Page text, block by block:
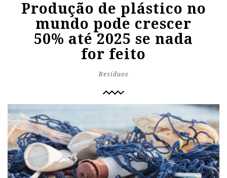
Produção de plástico no
mundo pode crescer
50% até 2025 se nada
for feito
Resíduos